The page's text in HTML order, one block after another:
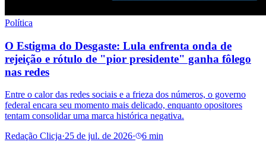
Política
O Estigma do Desgaste: Lula enfrenta onda de
rejeição e rótulo de "pior presidente" ganha fôlego
nas redes
Entre o calor das redes sociais e a frieza dos números, o governo
federal encara seu momento mais delicado, enquanto opositores
tentam consolidar uma marca histórica negativa.
Redação Clicja·25 de jul. de 2026· 6 min